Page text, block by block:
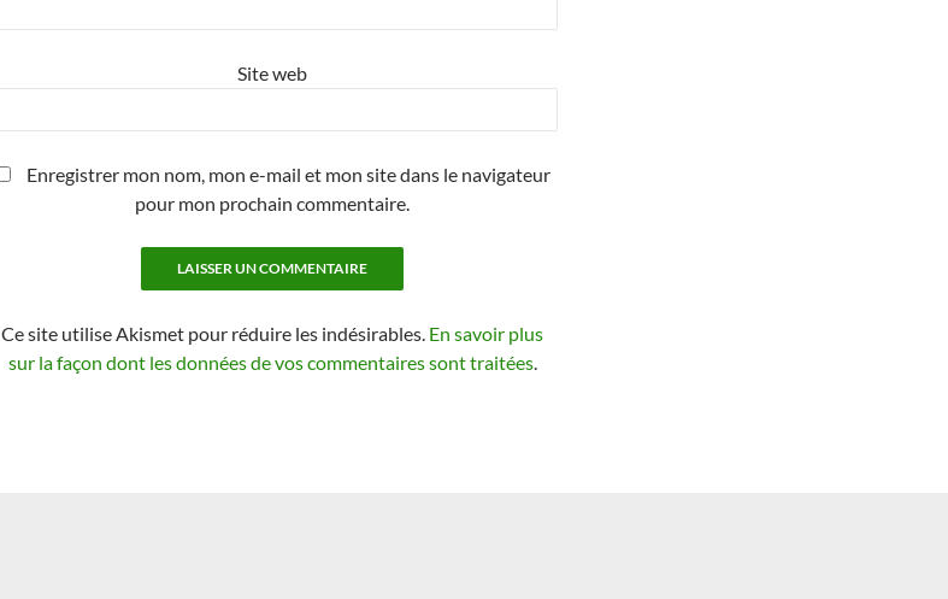
Site web
Enregistrer mon nom, mon e-mail et mon site dans le navigateur
pour mon prochain commentaire.
Ce site utilise Akismet pour réduire les indésirables. En savoir plus
sur la façon dont les données de vos commentaires sont traitées.